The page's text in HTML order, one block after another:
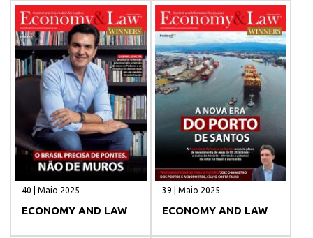
40 | Maio 2025
ECONOMY AND LAW
39 | Maio 2025
ECONOMY AND LAW